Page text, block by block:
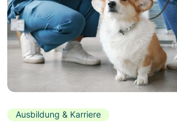
Ausbildung & Karriere